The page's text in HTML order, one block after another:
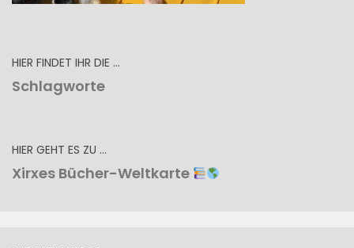
HIER FINDET IHR DIE …
Schlagworte
HIER GEHT ES ZU …
Xirxes Bücher-Weltkarte